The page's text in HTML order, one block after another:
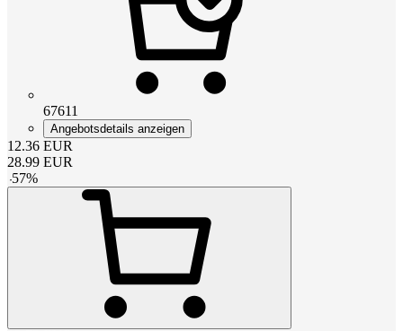
67611
Angebotsdetails anzeigen
12.36 EUR
28.99 EUR
-57%